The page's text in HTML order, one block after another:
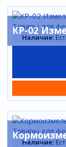
КР-02
Наличие:
Наличие: